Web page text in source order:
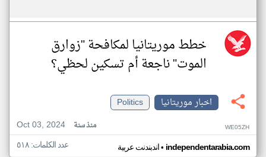
خطط موريتانيا لمكافحة "زوارق
الموت" ناجعة أم تسكين لحظي؟
اخبار موريتانيا
Politics
Oct 03, 2024
منذ سنة WE05ZH
اندبندنت عربية• independentarabia.com عدد الكلمات: ٥١٨